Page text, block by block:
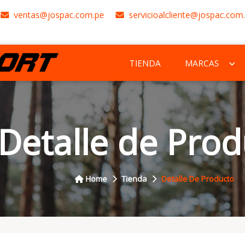
ventas@jospac.com.pe
TIENDA MARCAS
Detalle de
Home Tienda Detalle De Producto